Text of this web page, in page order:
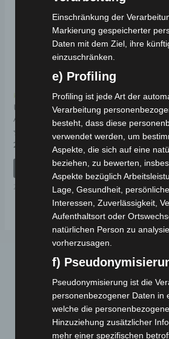
Kostenloser Versand
Universal Zweirad
Abdeckplane in Schwarz
Bewertet
mit
0
29,00
IN DEN WARENKORB
Zubehör
Einschränkung der
Markierung gespeicherter
Daten mit dem Ziel, ihre
einzuschränken.
e) Profiling
Profiling ist jede Art der
Verarbeitung
besteht, dass diese
verwendet werden, um
Aspekte, die sich auf eine
beziehen, zu bewerten,
Aspekte bezüglich
Lage, Gesundheit,
Interessen, Zuverlässigkeit,
Aufenthaltsort oder
natürlichen Person zu
vorherzusagen.
f)
Pseudonymisierung ist die
personenbezogener Daten in
welche die
Hinzuziehung zusätzlicher
mehr einer spezifischen